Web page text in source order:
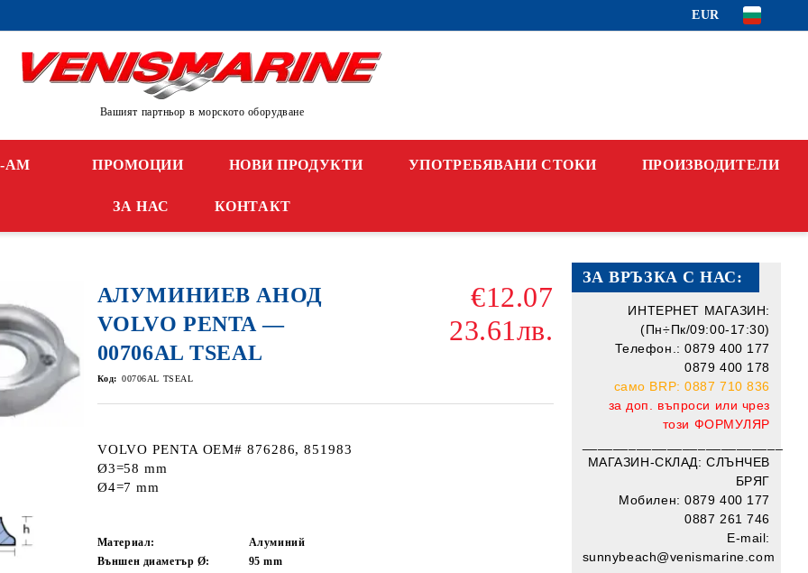
EUR
Вашият партньор в морското оборудване
AM ПРОМОЦИИ НОВИ ПРОДУКТИ УПОТРЕБЯВАНИ СТОКИ ПРОИЗВОДИТЕЛИ
ЗА НАС КОНТАКТ
АЛУМИНИЕВ АНОД
VOLVO PENTA —
00706AL TSEAL
€12.07
23.61лв.
Код: 00706AL TSEAL
VOLVO PENTA OEM# 876286, 851983
Ø3=58 mm
Ø4=7 mm
Материал:
Алуминий
Външен диаметър Ø:
95mm
ЗА ВРЪЗКА С НАС:
ИНТЕРНЕТ МАГАЗИН:
(Пн÷Пк/09:00-17:30)
Телефон.: 0879 400 177
0879 400 178
само BRP: 0887 710 836
за доп. въпроси или чрез
този ФОРМУЛЯР
МАГАЗИН-СКЛАД: СЛЪНЧЕВ
БРЯГ
Мобилен: 0879 400 177
0887 261 746
E-mail:
sunnybeach@venismarine.com